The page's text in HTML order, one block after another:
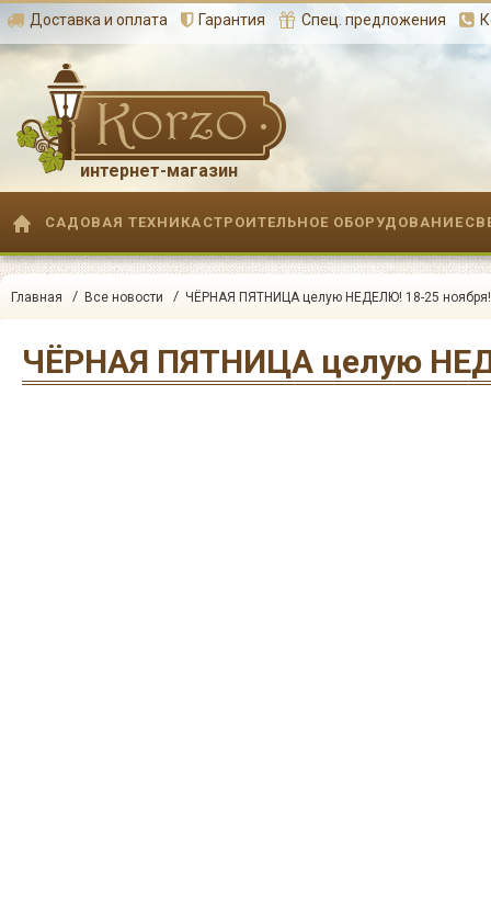
Доставка и оплата Гарантия Спец. предложения
интернет-магазин
САДОВАЯ ТЕХНИКА СТРОИТЕЛЬНОЕ ОБОРУДОВАНИЕ
Главная / Все новости / ЧЁРНАЯ ПЯТНИЦА целую НЕДЕЛЮ! 18-25 ноября!
ЧЁРНАЯ ПЯТНИЦА целую